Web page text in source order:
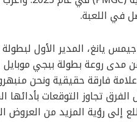
في اللعبة.
يانغ، المدير الأول لبطولة
مدى روعة بطولة ببجي موبايل
علامة فارقة حقيقية ونحن
الفرق تجاوز التوقعات
إلى رؤية المزيد من